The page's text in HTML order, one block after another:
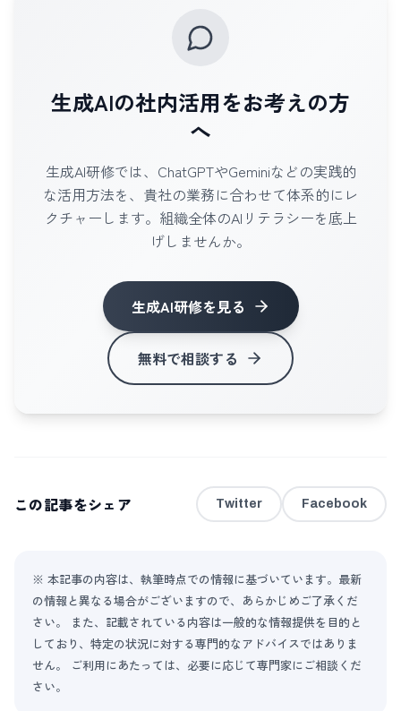
生成AIの社内活用をお考えの方
へ
生成AI研修では、ChatGPTやGeminiなどの実践的
な活用方法を、貴社の業務に合わせて体系的にレ
クチャーします。組織全体のAIリテラシーを底上
げしませんか。
生成AI研修を見る
無料で相談する
この記事をシェア Twitter Facebook
※ 本記事の内容は、執筆時点での情報に基づいています。最新
の情報と異なる場合がございますので、あらかじめご了承くだ
さい。 また、記載されている内容は一般的な情報提供を目的と
しており、特定の状況に対する専門的なアドバイスではありま
せん。 ご利用にあたっては、必要に応じて専門家にご相談くだ
さい。